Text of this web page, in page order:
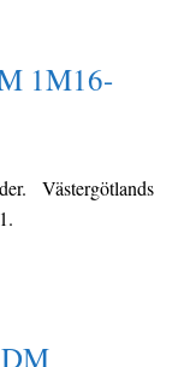
1M16-
Västergötlands